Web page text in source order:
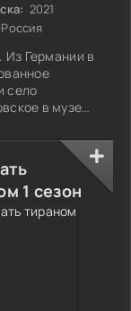
2021
Россия
Из Германии в
село
в музей
литературы
и ведет
солдат
и местных
рассказывая
1 сезон